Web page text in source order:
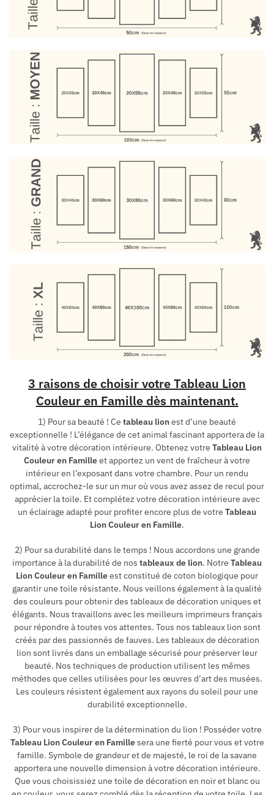
3 raisons de choisir votre Tableau Lion
Couleur en Famille dès maintenant.
1) Pour sa beauté ! Ce tableau lionest d’une beauté
exceptionnelle ! L’élégance de cet animal fascinant apportera de la
vitalité à votre décoration intérieure. Obtenez votre Tableau Lion
Couleur en Familleet apportez un vent de fraîcheur à votre
intérieur en l’exposant dans votre chambre. Pour un rendu
optimal, accrochez-le sur un mur où vous avez assez de recul pour
apprécier la toile. Et complétez votre décoration intérieure avec
un éclairage adapté pour profiter encore plus de votre Tableau
Lion Couleur en Famille.
2) Pour sa durabilité dans le temps ! Nous accordons une grande
importance à la durabilité de nos tableaux de lion. Notre Tableau
Lion Couleur en Familleest constitué de coton biologique pour
garantir une toile résistante. Nous veillons également à la qualité
des couleurs pour obtenir des tableaux de décoration uniques et
élégants. Nous travaillons avec les meilleurs imprimeurs français
pour répondre à toutes vos attentes. Tous nos tableaux lion sont
créés par des passionnés de fauves. Les tableaux de décoration
lion sont livrés dans un emballage sécurisé pour préserver leur
beauté. Nos techniques de production utilisent les mêmes
méthodes que celles utilisées pour les œuvres d’art des musées.
Les couleurs résistent également aux rayons du soleil pour une
durabilité exceptionnelle.
3) Pour vous inspirer de la détermination du lion ! Posséder votre
Tableau Lion Couleur en Famillesera une fierté pour vous et votre
famille. Symbole de grandeur et de majesté, le roi de la savane
apportera une nouvelle dimension à votre décoration intérieure.
Que vous choisissiez une toile de décoration en noir et blanc ou